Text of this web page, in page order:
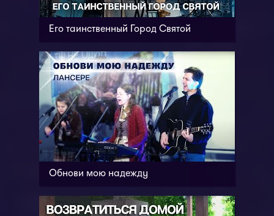
Его таинственный Город Святой
Обнови мою надежду